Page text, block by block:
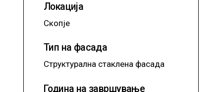
Локација
Скопје
Тип на фасада
Структурална стаклена фасада
Година на завршување